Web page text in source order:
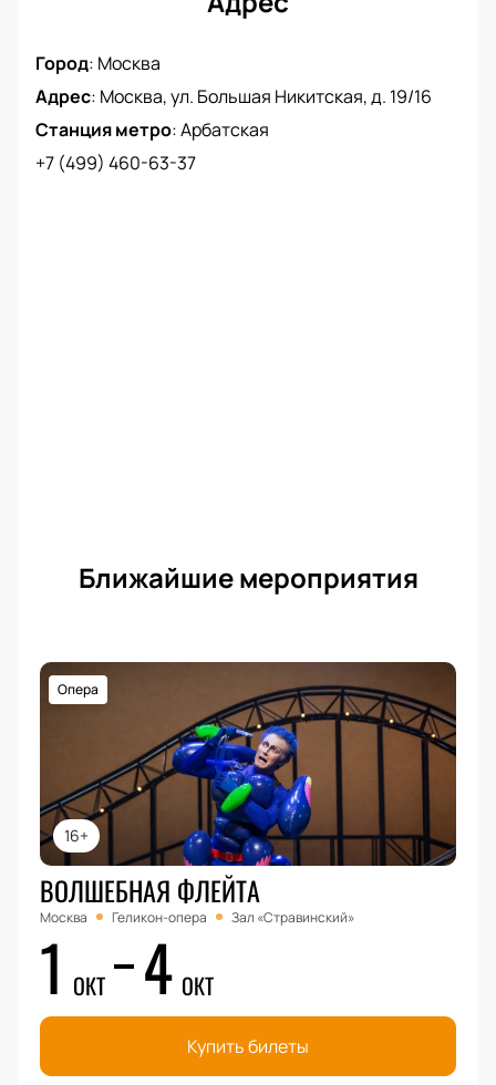
Город: Москва
Адрес: Москва, ул. Большая Никитская, д. 19/16
Станция метро:Арбатская
+7 (499) 460-63-37
Ближайшие мероприятия
16+
Опера
ВОЛШЕБНАЯ ФЛЕЙТА
Москва Геликон-опера Зал «Стравинский»
1 ОКТ 4 ОКТ
Купить билеты